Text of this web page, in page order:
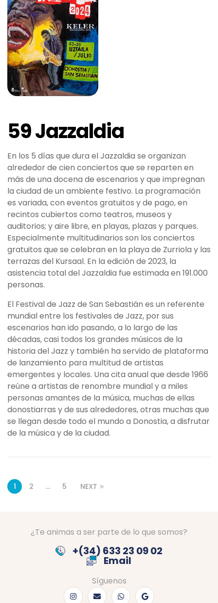
59 Jazzaldia
En los 5 días que dura el Jazzaldia se organizan
alrededor de cien conciertos que se reparten en
más de una docena de escenarios y que impregnan
la ciudad de un ambiente festivo. La programación
es variada, con eventos gratuitos y de pago, en
recintos cubiertos como teatros, museos y
auditorios; y aire libre, en playas, plazas y parques.
Especialmente multitudinarios son los conciertos
gratuitos que se celebran en la playa de Zurriola y las
terrazas del Kursaal. En la edición de 2023, la
asistencia total del Jazzaldia fue estimada en 191.000
personas.
El Festival de Jazz de San Sebastián es un referente
mundial entre los festivales de Jazz, por sus
escenarios han ido pasando, a lo largo de las
décadas, casi todos los grandes músicos de la
historia del Jazz y también ha servido de plataforma
de lanzamiento para multitud de artistas
emergentes y locales. Una cita anual que desde 1966
reúne a artistas de renombre mundial y a miles
personas amantes de la música, muchas de ellas
donostiarras y de sus alrededores, otras muchas que
se llegan desde todo el mundo a Donostia, a disfrutar
de la música y de la ciudad.
1 2 … 5 NEXT
¿Te animas a ser parte de lo que somos?
+(34) 633 23 09 02
Email
Síguenos